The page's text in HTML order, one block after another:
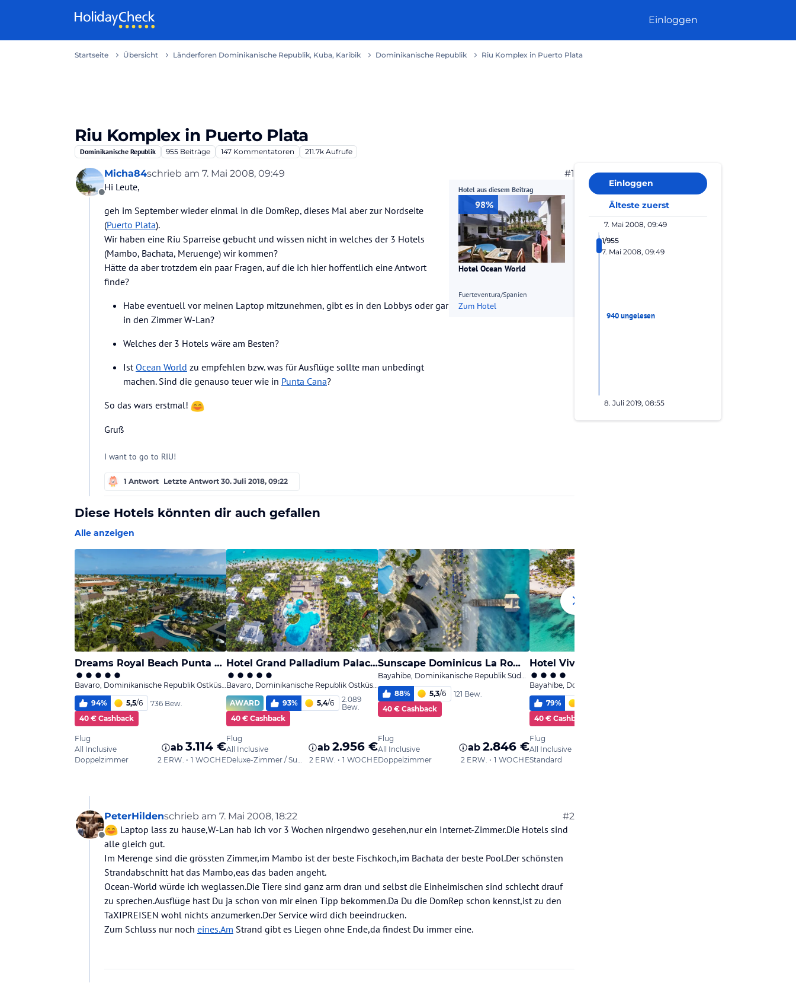
Einloggen
Startseite Übersicht Länderforen Dominikanische Republik, Kuba, Karibik Dominikanische Republik Riu Komplex in Puerto Plata
Riu Komplex in Puerto Plata
Dominikanische Republik 955 Beiträge 147 Kommentatoren 211.7k Aufrufe
Offline
Micha84schrieb am 7. Mai 2008, 09:49
zuletzt editiert von #1
Hi Leute,
geh im September wieder einmal in die DomRep, dieses Mal aber zur Nordseite
(Puerto Plata).
Wir haben eine Riu Sparreise gebucht und wissen nicht in welches der 3 Hotels
(Mambo, Bachata, Meruenge) wir kommen?
Hätte da aber trotzdem ein paar Fragen, auf die ich hier hoffentlich eine Antwort
finde?
Habe eventuell vor meinen Laptop mitzunehmen, gibt es in den Lobbys oder gar
in den Zimmer W-Lan?
Welches der 3 Hotels wäre am Besten?
IstOcean World zu empfehlen bzw. was für Ausflüge sollte man unbedingt
machen. Sind die genauso teuer wie in Punta Cana?
So das wars erstmal!
Gruß
Hotel aus diesem Beitrag
98%
Hotel Ocean World
Fuerteventura/Spanien
Zum Hotel
I want to go to RIU!
1 Antwort Letzte Antwort 30. Juli 2018, 09:22
Offline
PeterHildenschrieb am 7. Mai 2008, 18:22
zuletzt editiert von #2
Laptop lass zu hause,W-Lan hab ich vor 3 Wochen nirgendwo gesehen,nur ein Internet-Zimmer.Die Hotels sind
alle gleich gut.
Im Merenge sind die grössten Zimmer,im Mambo ist der beste Fischkoch,im Bachata der beste Pool.Der schönsten
Strandabschnitt hat das Mambo,eas das baden angeht.
Ocean-World würde ich weglassen.Die Tiere sind ganz arm dran und selbst die Einheimischen sind schlecht drauf
zu sprechen.Ausflüge hast Du ja schon von mir einen Tipp bekommen.Da Du die DomRep schon kennst,ist zu den
TaXIPREISEN wohl nichts anzumerken.Der Service wird dich beeindrucken.
Zum Schluss nur noch eines.Am Strand gibt es Liegen ohne Ende,da findest Du immer eine.
Einloggen
Älteste zuerst
7. Mai 2008, 09:49
1/955
7. Mai 2008, 09:49
940 ungelesen
8. Juli 2019, 08:55